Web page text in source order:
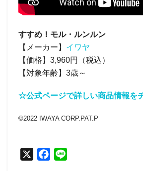
すすめ！モル・ルンルン
【メーカー】 イワヤ
【価格】3,960円（税込）
【対象年齢】3歳～
☆公式ページで詳しい商品情報を
©2022 IWAYA CORP.PAT.P